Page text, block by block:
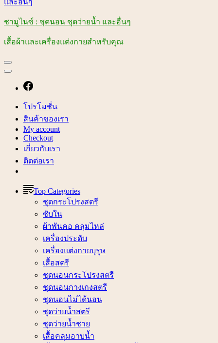
ชามูไนซ์ : ชุดนอน ชุดว่ายน้ำ และอื่นๆ
เสื้อผ้าและเครื่องแต่งกายสำหรับคุณ
โปรโมชั่น
สินค้าของเรา
My account
Checkout
เกี่ยวกับเรา
ติดต่อเรา
Top Categories
ชุดกระโปรงสตรี
ซับใน
ผ้าพันคอ คลุมไหล่
เครื่องประดับ
เครื่องแต่งกายบุรุษ
เสื้อสตรี
ชุดนอนกระโปรงสตรี
ชุดนอนกางเกงสตรี
ชุดนอนไม่ได้นอน
ชุดว่ายน้ำสตรี
ชุดว่ายน้ำชาย
เสื้อคลุมอาบน้ำ